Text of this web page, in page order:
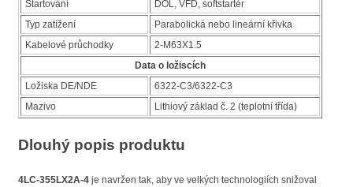
Startování
DOL, VFD, softstartér
Typ zatížení
Parabolická nebo lineární křivka
Kabelové průchodky
2-M63X1.5
Data o ložiscích
Ložiska DE/NDE
6322-C3/6322-C3
Mazivo
Lithiový základ č. 2 (teplotní třída)
Dlouhý popis produktu
4LC-355LX2A-4 je navržen tak, aby ve velkých technologiích snižoval